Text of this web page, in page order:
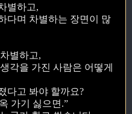
별하고,
다며 차별하는 장면이 많
별하고,
각을 가진 사람은 어떻게
다고 봐야 할까요?
가기 싫으면.”